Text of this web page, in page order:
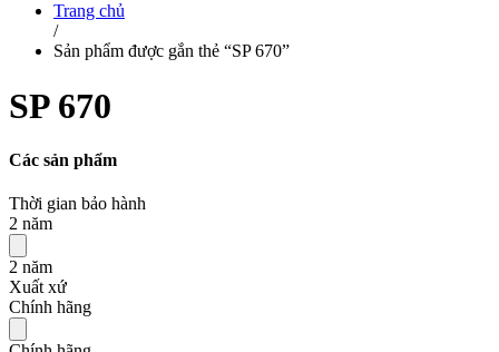
Trang chủ
/
Sản phẩm được gắn thẻ “SP 670”
SP 670
Các sản phẩm
Thời gian bảo hành
2 năm
2 năm
Xuất xứ
Chính hãng